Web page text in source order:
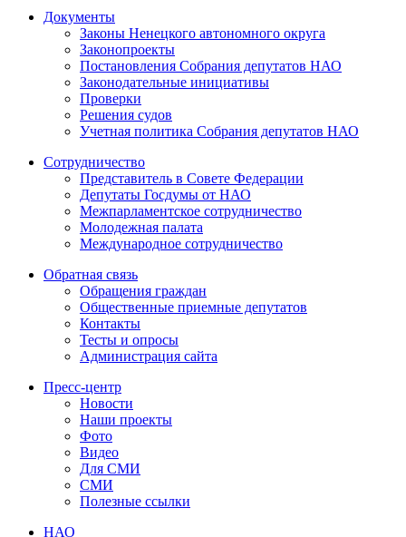
Документы
Законы Ненецкого автономного округа
Законопроекты
Постановления Собрания депутатов НАО
Законодательные инициативы
Проверки
Решения судов
Учетная политика Собрания депутатов НАО
Сотрудничество
Представитель в Совете Федерации
Депутаты Госдумы от НАО
Межпарламентское сотрудничество
Молодежная палата
Международное сотрудничество
Обратная cвязь
Обращения граждан
Общественные приемные депутатов
Контакты
Тесты и опросы
Администрация сайта
Пресс-центр
Новости
Наши проекты
Фото
Видео
Для СМИ
СМИ
Полезные ссылки
НАО